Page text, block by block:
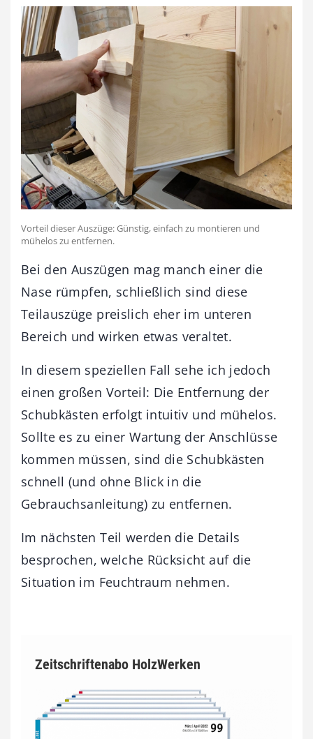
Vorteil dieser Auszüge: Günstig, einfach zu montieren und
mühelos zu entfernen.
Bei den Auszügen mag manch einer die
Nase rümpfen, schließlich sind diese
Teilauszüge preislich eher im unteren
Bereich und wirken etwas veraltet.
In diesem speziellen Fall sehe ich jedoch
einen großen Vorteil: Die Entfernung der
Schubkästen erfolgt intuitiv und mühelos.
Sollte es zu einer Wartung der Anschlüsse
kommen müssen, sind die Schubkästen
schnell (und ohne Blick in die
Gebrauchsanleitung) zu entfernen.
Im nächsten Teil werden die Details
besprochen, welche Rücksicht auf die
Situation im Feuchtraum nehmen.
Zeitschriftenabo HolzWerken